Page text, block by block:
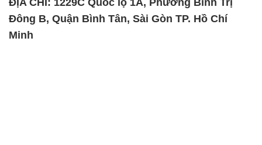
Đông B, Quận Bình Tân, Sài Gòn TP. Hồ Chí
Minh